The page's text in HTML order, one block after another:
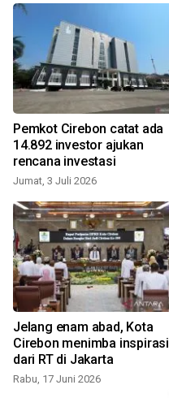
Pemkot Cirebon catat ada
14.892 investor ajukan
rencana investasi
Jumat, 3 Juli 2026
Jelang enam abad, Kota
Cirebon menimba inspirasi
dari RT di Jakarta
Rabu, 17 Juni 2026